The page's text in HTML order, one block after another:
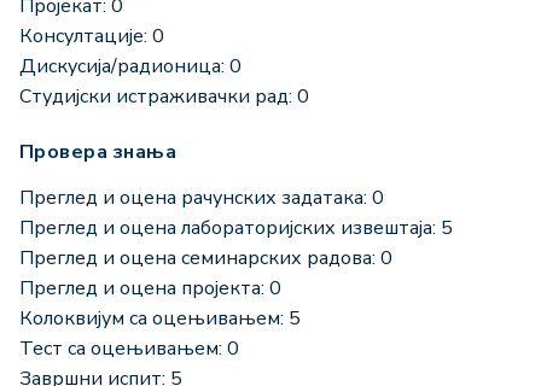
Пројекат: 0
Консултације: 0
Дискусија/радионица: 0
Студијски истраживачки рад: 0
Провера знања
Преглед и оцена рачунских задатака: 0
Преглед и оцена лабораторијских извештаја: 5
Преглед и оцена семинарских радова: 0
Преглед и оцена пројекта: 0
Колоквијум са оцењивањем: 5
Тест са оцењивањем: 0
Завршни испит: 5